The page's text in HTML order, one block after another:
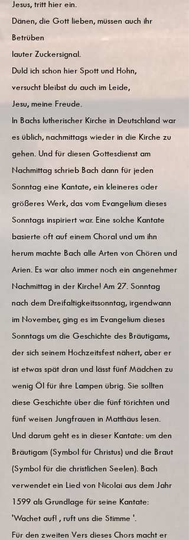
Jesus, tritt hier ein.
Dänen, die Gott lieben, müssen auch ihr
Betrüben
lauter Zuckersignal.
Duld ich schon hier Spott und Hohn,
versucht bleibst du auch im Leide,
Jesu, meine Freude.
In Bachs lutherischer Kirche in Deutschland war
es üblich, nachmittags wieder in die Kirche zu
gehen. Und für diesen Gottesdienst am
Nachmittag schrieb Bach dann für jeden
Sonntag eine Kantate, ein kleineres oder
größeres Werk, das vom Evangelium dieses
Sonntags inspiriert war. Eine solche Kantate
basierte oft auf einem Choral und um ihn
herum machte Bach alle Arten von Chören und
Arien. Es war also immer noch ein angenehmer
Nachmittag in der Kirche! Am 27. Sonntag
nach dem Dreifaltigkeitssonntag, irgendwann
im November, ging es im Evangelium dieses
Sonntags um die Geschichte des Bräutigams,
der sich seinem Hochzeitsfest nähert, aber er
ist etwas spät dran und lässt fünf Mädchen zu
wenig Öl für ihre Lampen übrig. Sie sollten
diese Geschichte über die fünf törichten und
fünf weisen Jungfrauen in Matthäus lesen.
Und darum geht es in dieser Kantate: um den
Bräutigam (Symbol für Christus) und die Braut
(Symbol für die christlichen Seelen). Bach
verwendet ein Lied von Nicolai aus dem Jahr
1599 als Grundlage für seine Kantate:
'Wachet auf! , ruft uns die Stimme '.
Für den zweiten Vers dieses Chors macht er